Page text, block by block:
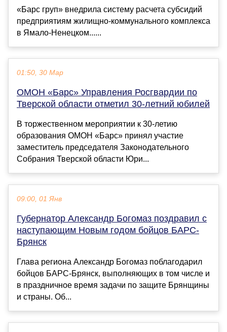
«Барс груп» внедрила систему расчета субсидий
предприятиям жилищно-коммунального комплекса
в Ямало-Ненецком......
01:50, 30 Мар
ОМОН «Барс» Управления Росгвардии по
Тверской области отметил 30-летний юбилей
В торжественном мероприятии к 30-летию
образования ОМОН «Барс» принял участие
заместитель председателя Законодательного
Собрания Тверской области Юри...
09:00, 01 Янв
Губернатор Александр Богомаз поздравил с
наступающим Новым годом бойцов БАРС-
Брянск
Глава региона Александр Богомаз поблагодарил
бойцов БАРС-Брянск, выполняющих в том числе и
в праздничное время задачи по защите Брянщины
и страны. Об...